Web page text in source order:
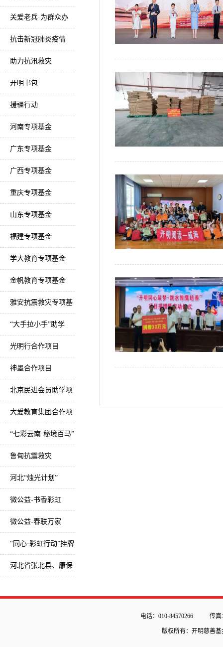
关爱老兵·为群众办
实事
抗击新冠肺炎疫情
助力抗汛救灾
开明书包
援疆行动
河南专项基金
广东专项基金
广西专项基金
重庆专项基金
山东专项基金
福建专项基金
学大教育专项基金
金帆教育专项基金
雅安抗震救灾专项基
金
“大手拉小手”助学
光明行合作项目
神墨合作项目
北京民进会员助学项
目
大爱教育集团合作项
目
“七彩云南·秘境百马”
美丽乡村马拉松项目
鲁甸抗震救灾
河北“烛光计划”
微公益-书香彩虹
微公益-春联万家
“同心·彩虹行动”挂牌
督战乡村教师培训
河北省张北县、康保
电话：010-84570266 传真
版权所有：开明慈善基